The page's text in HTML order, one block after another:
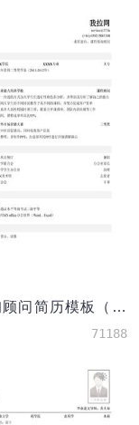
行业咨询顾问简历模板（突出社会实践）
71188